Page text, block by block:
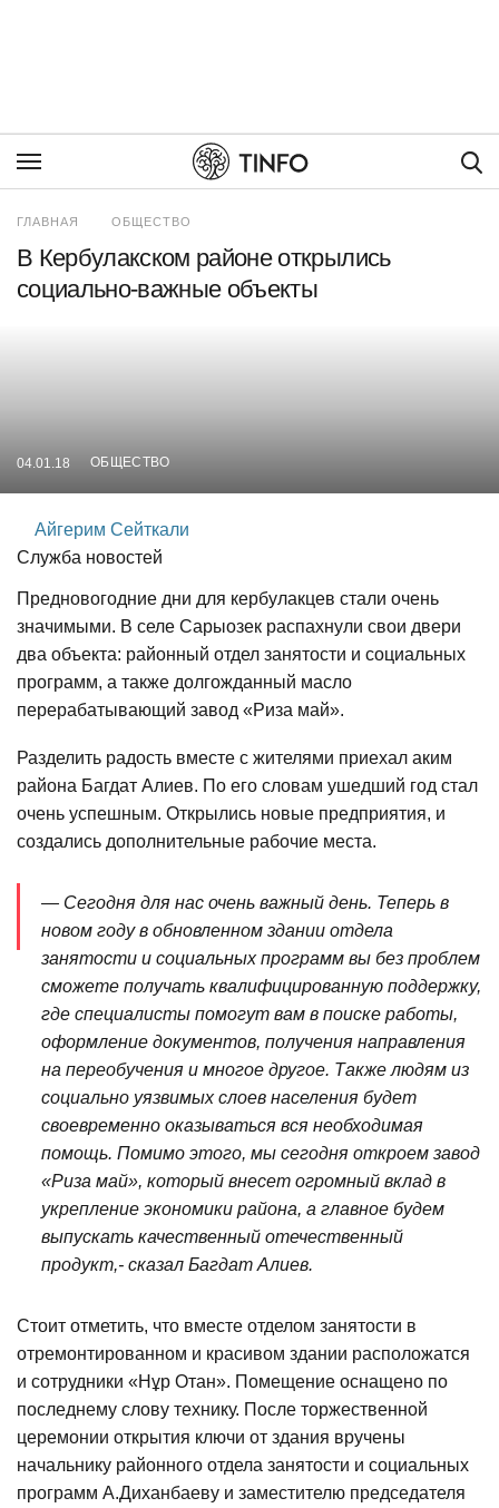
ГЛАВНАЯ ОБЩЕСТВО
В Кербулакском районе открылись
социально-важные объекты
04.01.18 ОБЩЕСТВО
Айгерим Сейткали
Служба новостей
Предновогодние дни для кербулакцев стали очень
значимыми. В селе Сарыозек распахнули свои двери
два объекта: районный отдел занятости и социальных
программ, а также долгожданный масло
перерабатывающий завод «Риза май».
Разделить радость вместе с жителями приехал аким
района Багдат Алиев. По его словам ушедший год стал
очень успешным. Открылись новые предприятия, и
создались дополнительные рабочие места.
— Сегодня для нас очень важный день. Теперь в
новом году в обновленном здании отдела
занятости и социальных программ вы без проблем
сможете получать квалифицированную поддержку,
где специалисты помогут вам в поиске работы,
оформление документов, получения направления
на переобучения и многое другое. Также людям из
социально уязвимых слоев населения будет
своевременно оказываться вся необходимая
помощь. Помимо этого, мы сегодня откроем завод
«Риза май», который внесет огромный вклад в
укрепление экономики района, а главное будем
выпускать качественный отечественный
продукт,- сказал Багдат Алиев.
Стоит отметить, что вместе отделом занятости в
отремонтированном и красивом здании расположатся
и сотрудники «Нұр Отан». Помещение оснащено по
последнему слову технику. После торжественной
церемонии открытия ключи от здания вручены
начальнику районного отдела занятости и социальных
программ А.Диханбаеву и заместителю председателя